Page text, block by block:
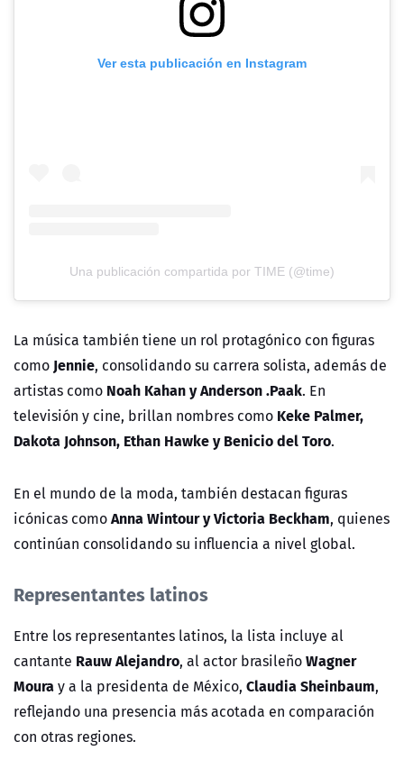
Ver esta publicación en Instagram
Una publicación compartida por TIME (@time)
La música también tiene un rol protagónico con figuras
como Jennie, consolidando su carrera solista, además de
artistas como Noah KahanyAnderson .Paak. En
televisión y cine, brillan nombres como Keke Palmer,
Dakota Johnson, Ethan HawkeyBenicio del Toro.
En el mundo de la moda, también destacan figuras
icónicas comoAnna WintouryVictoria Beckham, quienes
continúan consolidando su influencia a nivel global.
Representantes latinos
Entre los representantes latinos, la lista incluye al
cantante Rauw Alejandro, al actor brasileñoWagner
Mouray a la presidenta de México, Claudia Sheinbaum,
reflejando una presencia más acotada en comparación
con otras regiones.